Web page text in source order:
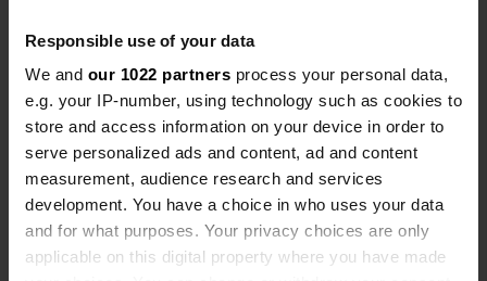
Responsible use of your data
We and our 1022 partners process your personal data,
e.g. your IP-number, using technology such as cookies to
store and access information on your device in order to
serve personalized ads and content, ad and content
measurement, audience research and services
development. You have a choice in who uses your data
and for what purposes. Your privacy choices are only
applicable on this digital property where you have made
Posizione prospettica molto piacevole. Sempre
resistenti alle luci di fondo e di sicurezza di base in
calcestruzzo, servizi con ehu 5 € bargain raccolti.
cammina sulla banca del canale con le chiatte di
lavoro. Buon pernottamento.
Tradotto da Google Mostra originale
Ho recensito una posizione—quasi 9 anni fa
Sitecode:24238
mi è piaciuto molto qui, aperto spazioso e